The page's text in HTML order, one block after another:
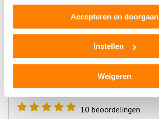
Accepteren en doorgaan
Instellen
Weigeren
Op +- 20 km afstand
5047SL Tilburg
10 beoordelingen